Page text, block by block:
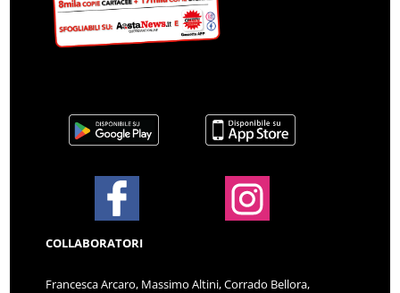
COLLABORATORI
Francesca Arcaro, Massimo Altini, Corrado Bellora,